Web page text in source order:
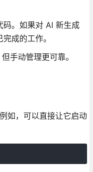
码。如果对 AI 新生成
成的工作。
手动管理更可靠。
如，可以直接让它启动